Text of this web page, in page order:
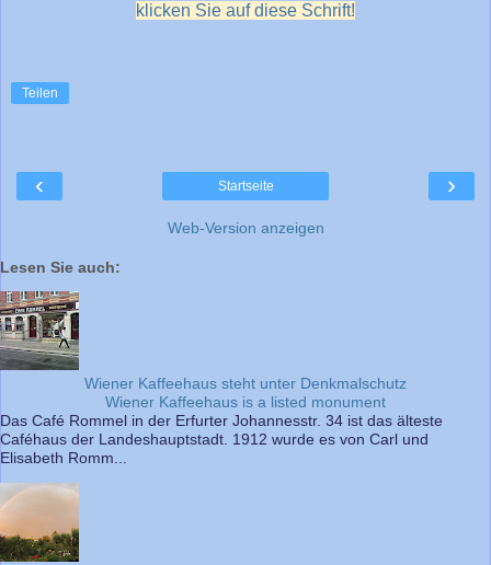
klicken Sie auf diese Schrift!
Teilen
‹ ›
Startseite
Web-Version anzeigen
Lesen Sie auch:
Wiener Kaffeehaus steht unter Denkmalschutz
Wiener Kaffeehaus is a listed monument
Das Café Rommel in der Erfurter Johannesstr. 34 ist das älteste
Caféhaus der Landeshauptstadt. 1912 wurde es von Carl und
Elisabeth Romm...